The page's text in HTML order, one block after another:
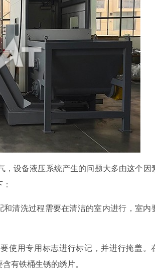
设备液压系统产生的问题大多由这个因
清洗过程需要在清洁的室内进行，室内
使用专用标志进行标记，并进行掩盖。
有铁桶生锈的绣片。